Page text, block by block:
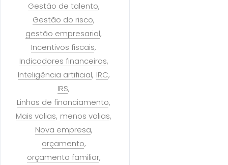
Gestão de talento
Gestão do risco
gestão empresarial
Incentivos fiscais
Indicadores financeiros
Inteligência artificial IRC
IRS
Linhas de financiamento
Mais valias menos valias
Nova empresa
orçamento
orçamento familiar